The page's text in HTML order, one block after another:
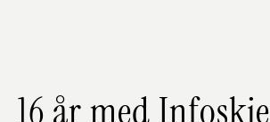
16 år med